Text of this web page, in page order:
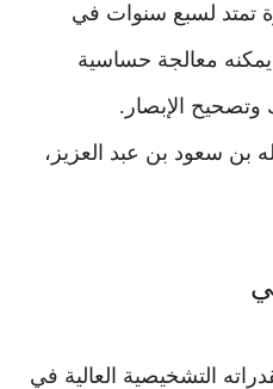
تمتد لسبع سنوات في
معالجة حساسية
وتصحيح الإبصار.
بن سعود بن عبد العزيز،
التشخيصية العالية في